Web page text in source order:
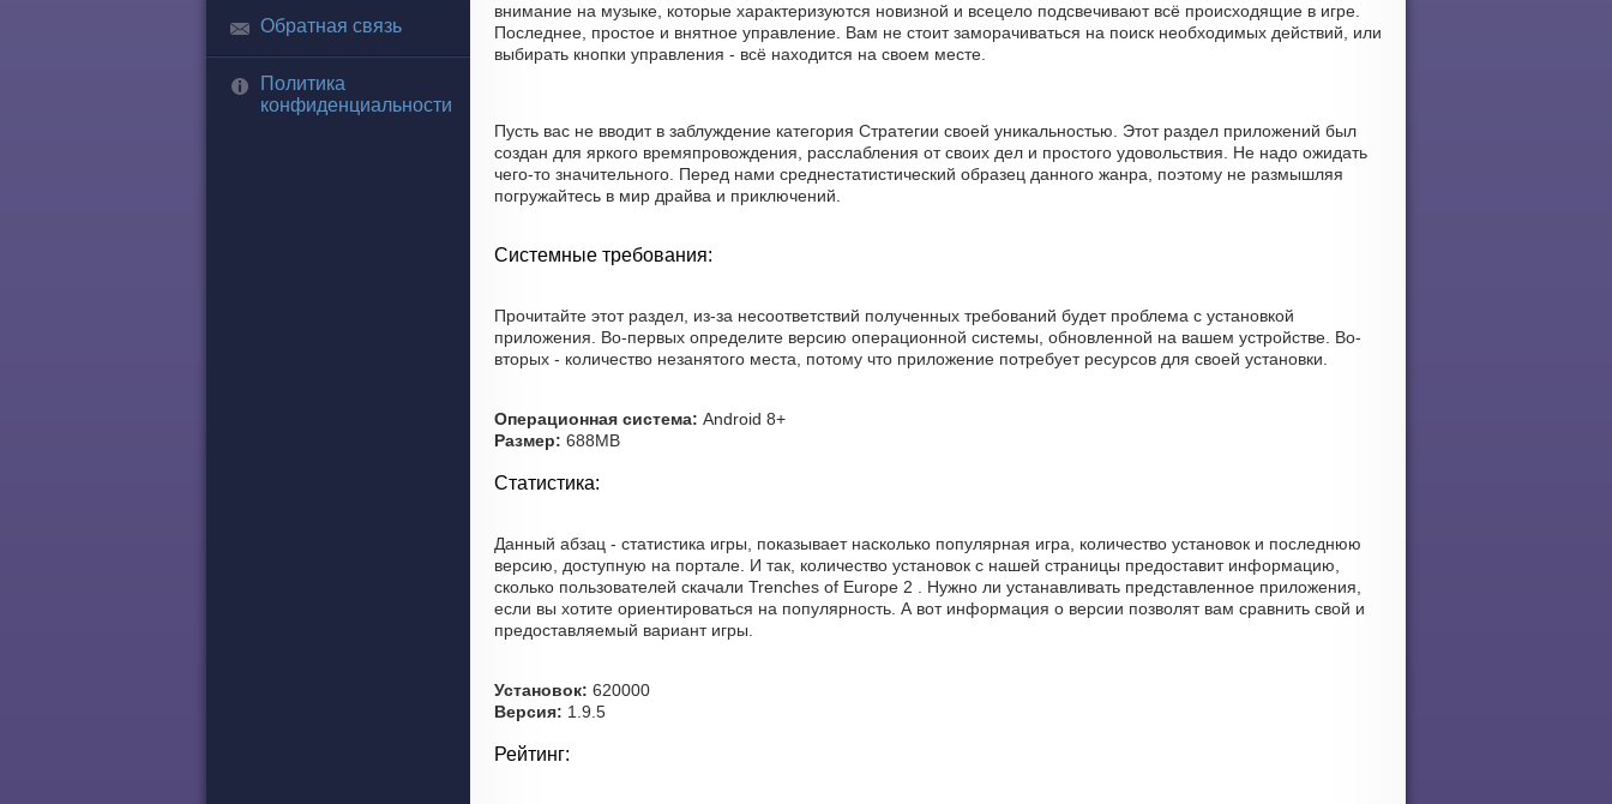
Обратная связь
Политика
конфиденциальности
внимание на музыке, которые характеризуются новизной и всецело подсвечивают всё происходящие в игре.
Последнее, простое и внятное управление. Вам не стоит заморачиваться на поиск необходимых действий, или
выбирать кнопки управления - всё находится на своем месте.
Пусть вас не вводит в заблуждение категория Стратегии своей уникальностью. Этот раздел приложений был
создан для яркого времяпровождения, расслабления от своих дел и простого удовольствия. Не надо ожидать
чего-то значительного. Перед нами среднестатистический образец данного жанра, поэтому не размышляя
погружайтесь в мир драйва и приключений.
Системные требования:
Прочитайте этот раздел, из-за несоответствий полученных требований будет проблема с установкой
приложения. Во-первых определите версию операционной системы, обновленной на вашем устройстве. Во-
вторых - количество незанятого места, потому что приложение потребует ресурсов для своей установки.
Операционная система: Android 8+
Размер: 688MB
Статистика:
Данный абзац - статистика игры, показывает насколько популярная игра, количество установок и последнюю
версию, доступную на портале. И так, количество установок с нашей страницы предоставит информацию,
сколько пользователей скачали Trenches of Europe 2 . Нужно ли устанавливать представленное приложения,
если вы хотите ориентироваться на популярность. А вот информация о версии позволят вам сравнить свой и
предоставляемый вариант игры.
Установок: 620000
Версия: 1.9.5
Рейтинг: